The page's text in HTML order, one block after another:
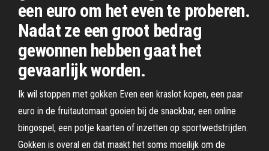
een euro om het even te proberen.
Nadat ze een groot bedrag
gewonnen hebben gaat het
gevaarlijk worden.
Ik wil stoppen met gokken Even een kraslot kopen, een paar
euro in de fruitautomaat gooien bij de snackbar, een online
bingospel, een potje kaarten of inzetten op sportwedstrijden.
Gokken is overal en dat maakt het soms moeilijk om de